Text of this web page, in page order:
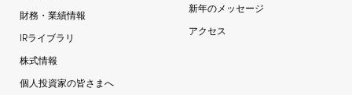
新年のメッセージ
アクセス
財務・業績情報
IRライブラリ
株式情報
個人投資家の皆さまへ